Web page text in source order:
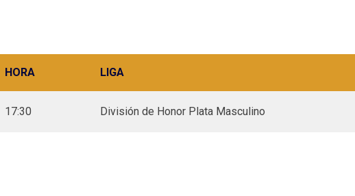
HORA LIGA
17:30 División de Honor Plata Masculino